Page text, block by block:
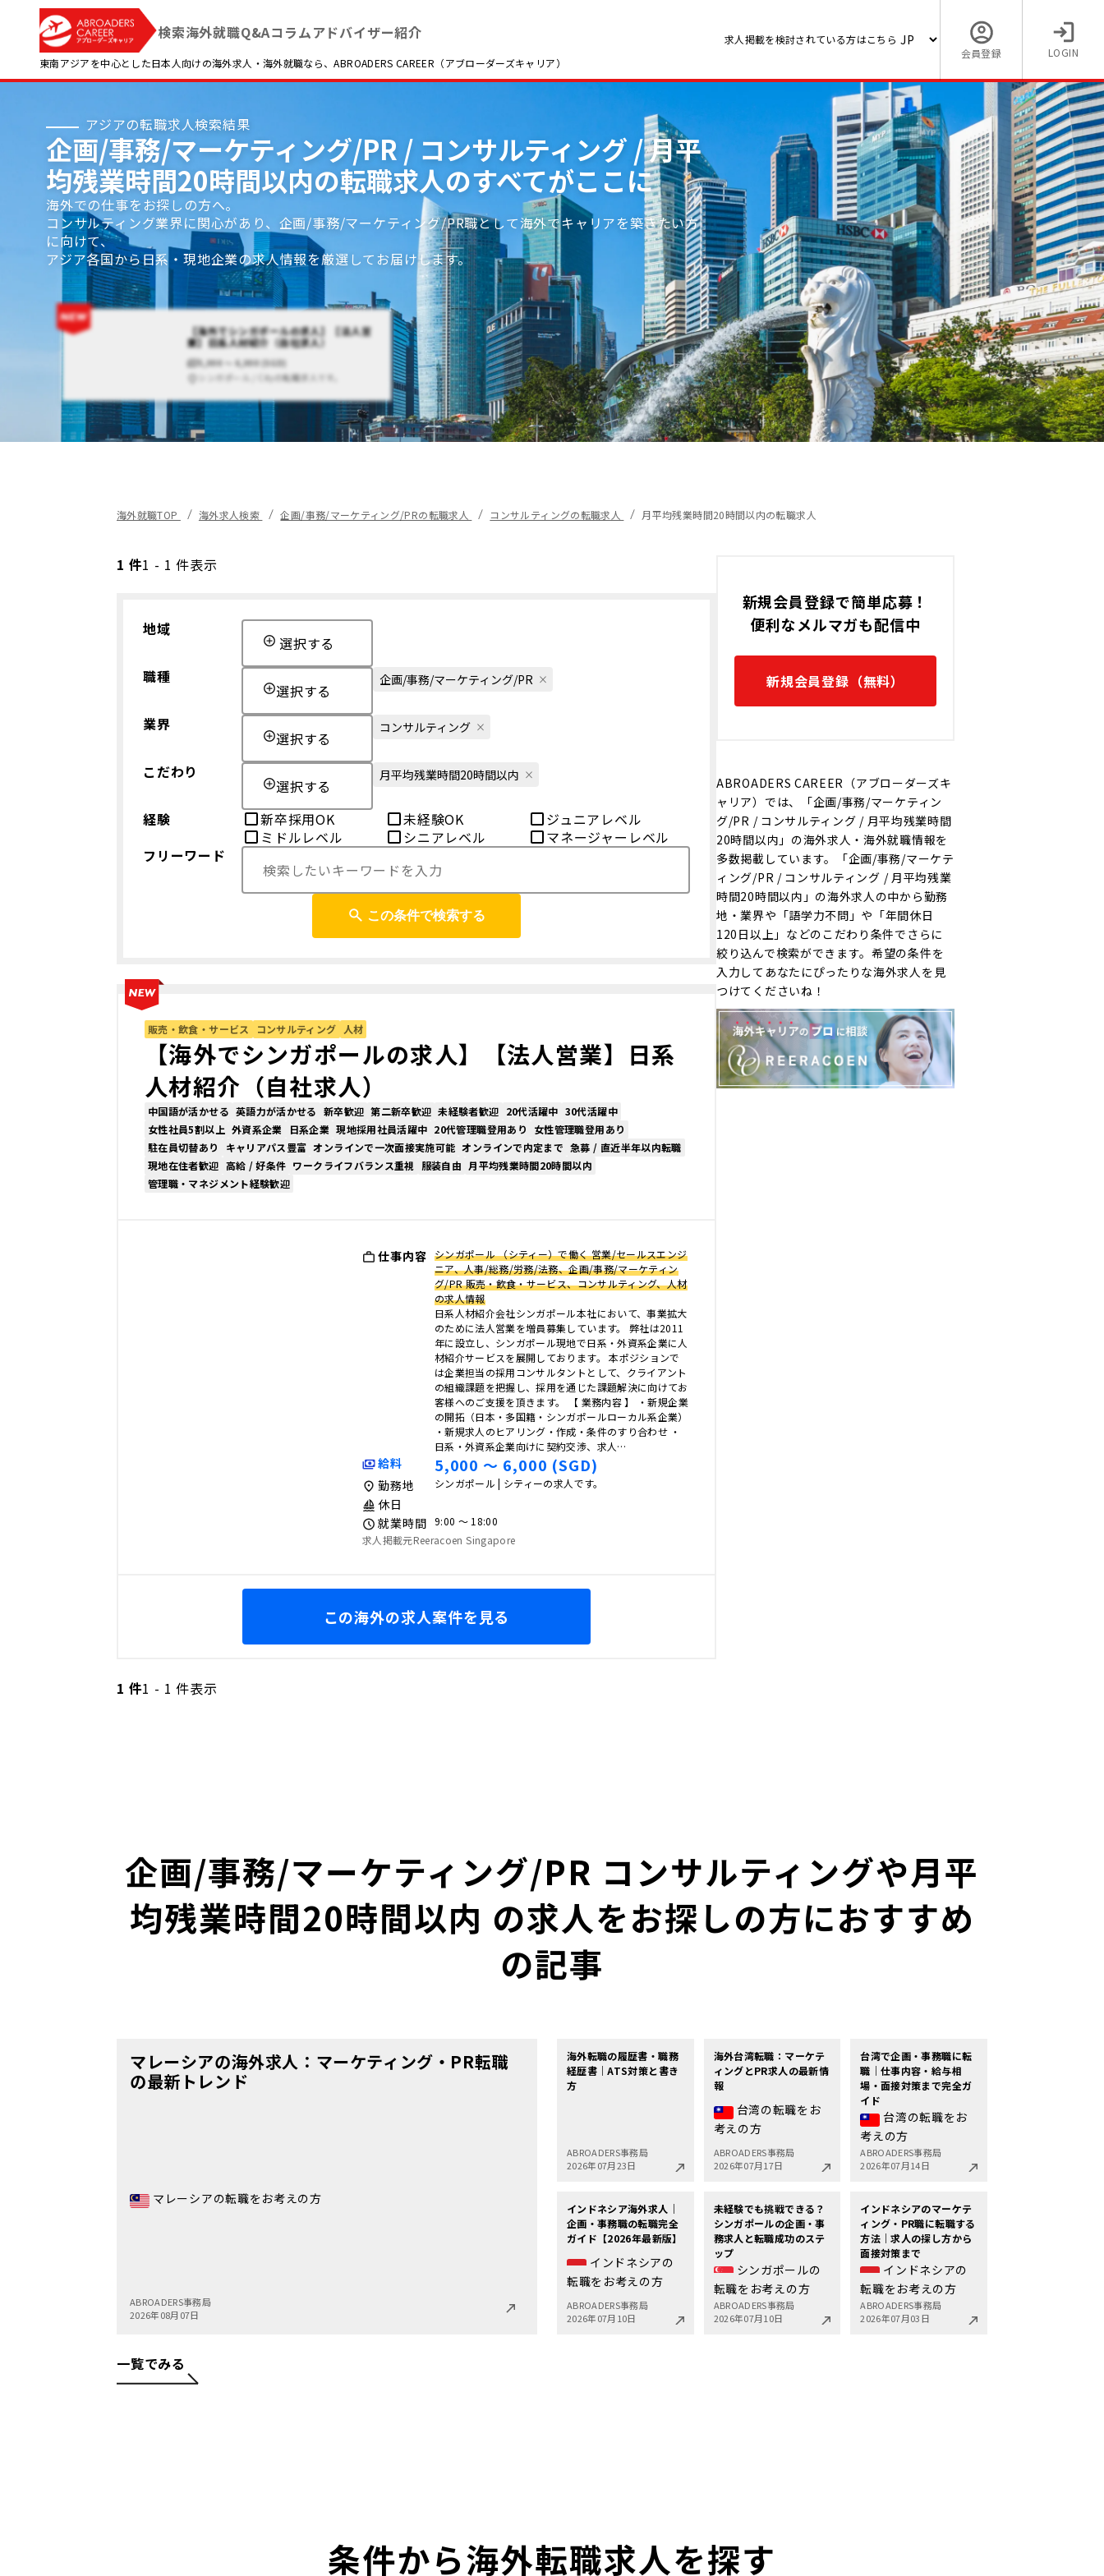
検索海外就職Q&Aコラムアドバイザー紹介
東南アジアを中心とした日本人向けの海外求人・海外就職なら、ABROADERS CAREER（アブローダーズキャリア）
求人掲載を検討されている方はこちら
会員登録
LOGIN
アジアの転職求人検索結果
企画/事務/マーケティング/PR / コンサルティング / 月平
均残業時間20時間以内の転職求人のすべてがここに
海外での仕事をお探しの方へ。
コンサルティング業界に関心があり、企画/事務/マーケティング/PR職として海外でキャリアを築きたい方
に向けて、
アジア各国から日系・現地企業の求人情報を厳選してお届けします。
【海外でシンガポールの求人】【法人営
業】日系人材紹介（自社求人）
5,000 〜 6,000 (SGD)
シンガポール / Cityの転職求人です。
海外就職TOP 海外求人検索 企画/事務/マーケティング/PRの転職求人 コンサルティングの転職求人 月平均残業時間20時間以内の転職求人
新規会員登録で簡単応募！
便利なメルマガも配信中
新規会員登録（無料）
ABROADERS CAREER（アブローダーズキ
ャリア）では、「企画/事務/マーケティン
グ/PR / コンサルティング / 月平均残業時間
20時間以内」の海外求人・海外就職情報を
多数掲載しています。「企画/事務/マーケテ
ィング/PR / コンサルティング / 月平均残業
時間20時間以内」の海外求人の中から勤務
地・業界や「語学力不問」や「年間休日
120日以上」などのこだわり条件でさらに
絞り込んで検索ができます。希望の条件を
入力してあなたにぴったりな海外求人を見
つけてくださいね！
1 件1 - 1 件表示
地域
選択する
職種
選択する
企画/事務/マーケティング/PR
業界
選択する
コンサルティング
こだわり
選択する
月平均残業時間20時間以内
経験 新卒採用OK 未経験OK
ジュニアレベル
ミドルレベル
シニアレベル
マネージャーレベル
フリーワード
この条件で検索する
販売・飲食・サービス コンサルティング 人材
【海外でシンガポールの求人】【法人営業】日系
人材紹介（自社求人）
中国語が活かせる 英語力が活かせる 新卒歓迎 第二新卒歓迎 未経験者歓迎 20代活躍中 30代活躍中
女性社員5割以上 外資系企業 日系企業 現地採用社員活躍中 20代管理職登用あり
女性管理職登用あり
駐在員切替あり
キャリアパス豊富 オンラインで一次面接実施可能 オンラインで内定まで 急募 / 直近半年以内転職
現地在住者歓迎 高給 / 好条件 ワークライフバランス重視 服装自由 月平均残業時間20時間以内
管理職・マネジメント経験歓迎
仕事内容 シンガポール （シティー）で働く 営業/セールスエンジ
ニア、人事/総務/労務/法務、企画/事務/マーケティン
グ/PR 販売・飲食・サービス、コンサルティング、人材
の求人情報
日系人材紹介会社シンガポール本社において、事業拡大
のために法人営業を増員募集しています。 弊社は2011
年に設立し、シンガポール現地で日系・外資系企業に人
材紹介サービスを展開しております。 本ポジションで
は企業担当の採用コンサルタントとして、クライアント
の組織課題を把握し、採用を通じた課題解決に向けてお
客様へのご支援を頂きます。 【 業務内容 】 ・新規企業
の開拓（日本・多国籍・シンガポールローカル系企業）
・新規求人のヒアリング・作成・条件のすり合わせ ・
日系・外資系企業向けに契約交渉、求人…
給料 5,000 〜 6,000 (SGD)
勤務地 シンガポール | シティーの求人です。
休日
就業時間 9:00 〜 18:00
求人掲載元Reeracoen Singapore
この海外の求人案件を見る
1 件1 - 1 件表示
企画/事務/マーケティング/PR コンサルティングや月平
均残業時間20時間以内 の求人をお探しの方におすすめ
の記事
マレーシアの海外求人：マーケティング・PR転職
の最新トレンド
マレーシアの転職をお考えの方
ABROADERS事務局
2026年08月07日
海外転職の履歴書・職務
経歴書｜ATS対策と書き
方
ABROADERS事務局
2026年07月23日
海外台湾転職：マーケテ
ィングとPR求人の最新情
報
台湾の転職をお
考えの方
ABROADERS事務局
2026年07月17日
台湾で企画・事務職に転
職｜仕事内容・給与相
場・面接対策まで完全ガ
イド
台湾の転職をお
考えの方
ABROADERS事務局
2026年07月14日
インドネシア海外求人｜
企画・事務職の転職完全
ガイド【2026年最新版】
インドネシアの
転職をお考えの方
ABROADERS事務局
2026年07月10日
未経験でも挑戦できる？
シンガポールの企画・事
務求人と転職成功のステ
ップ
シンガポールの
転職をお考えの方
ABROADERS事務局
2026年07月10日
インドネシアのマーケテ
ィング・PR職に転職する
方法｜求人の探し方から
面接対策まで
インドネシアの
転職をお考えの方
ABROADERS事務局
2026年07月03日
一覧でみる
条件から海外転職求人を探す